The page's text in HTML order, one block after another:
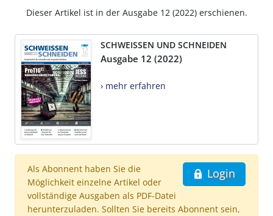
Dieser Artikel ist in der Ausgabe 12 (2022) erschienen.
SCHWEISSEN UND SCHNEIDEN
Ausgabe 12 (2022)
› mehr erfahren
Login
Als Abonnent haben Sie die
Möglichkeit einzelne Artikel oder
vollständige Ausgaben als PDF-Datei
herunterzuladen. Sollten Sie bereits Abonnent sein,